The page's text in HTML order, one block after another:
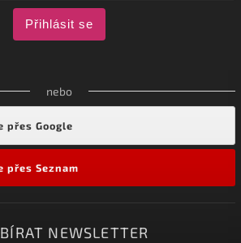
Přihlásit se
nebo
přes Google
přes Seznam
NEWSLETTER